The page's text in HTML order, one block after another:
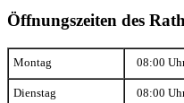
Öffnungszeiten des
Montag 08:00
Dienstag 08:00